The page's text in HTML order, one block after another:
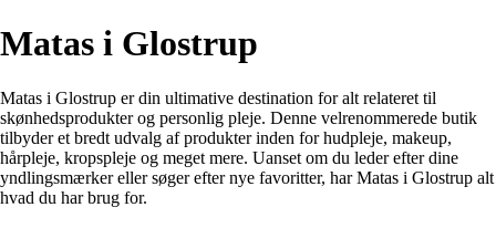
Matas i Glostrup
Matas i Glostrup er din ultimative destination for alt relateret til
skønhedsprodukter og personlig pleje. Denne velrenommerede butik
tilbyder et bredt udvalg af produkter inden for hudpleje, makeup,
hårpleje, kropspleje og meget mere. Uanset om du leder efter dine
yndlingsmærker eller søger efter nye favoritter, har Matas i Glostrup alt
hvad du har brug for.